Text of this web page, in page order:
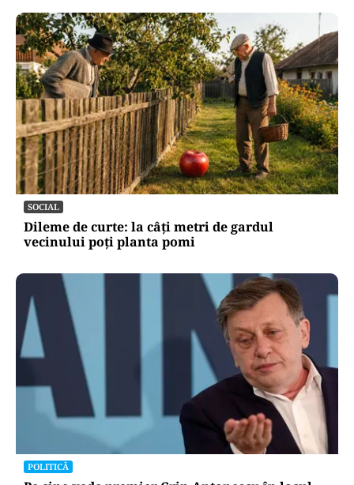
SOCIAL
Dileme de curte: la câți metri de gardul
vecinului poți planta pomi
POLITICĂ